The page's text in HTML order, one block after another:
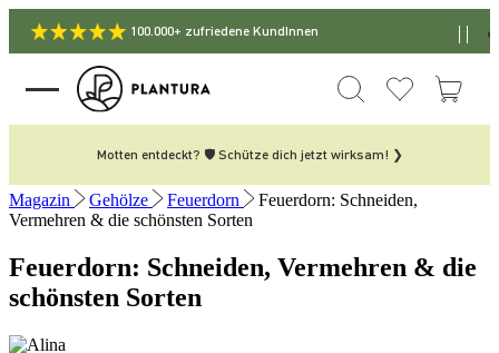
100.000+ zufriedene KundInnen
Motten entdeckt? 🛡️ Schütze dich jetzt wirksam! ❯
Magazin Gehölze Feuerdorn
Feuerdorn: Schneiden,
Vermehren & die schönsten Sorten
Feuerdorn: Schneiden, Vermehren & die
schönsten Sorten